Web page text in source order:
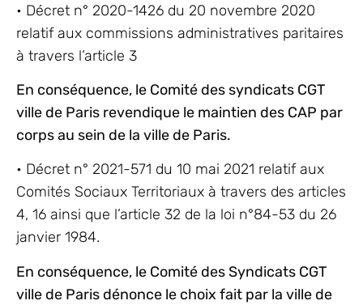
• Décret n° 2020-1426 du 20 novembre 2020
relatif aux commissions administratives paritaires
à travers l’article 3
En conséquence, le Comité des syndicats CGT
ville de Paris revendique le maintien des CAP par
corps au sein de la ville de Paris.
• Décret n° 2021-571 du 10 mai 2021 relatif aux
Comités Sociaux Territoriaux à travers des articles
4, 16 ainsi que l’article 32 de la loi n°84-53 du 26
janvier 1984.
En conséquence, le Comité des Syndicats CGT
ville de Paris dénonce le choix fait par la ville de